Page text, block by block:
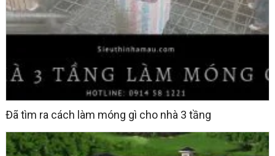
Đã tìm ra cách làm móng gì cho nhà 3 tầng